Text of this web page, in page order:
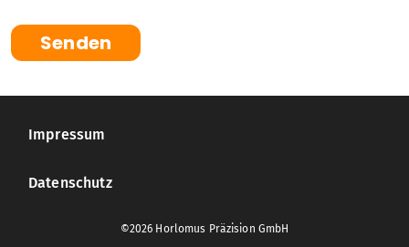
Senden
Impressum
Datenschutz
©2026 Horlomus Präzision GmbH